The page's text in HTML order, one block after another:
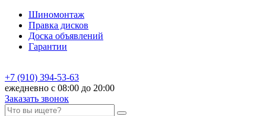
Шиномонтаж
Правка дисков
Доска объявлений
Гарантии
+7 (910) 394-53-63
ежедневно с 08:00 до 20:00
Заказать звонок